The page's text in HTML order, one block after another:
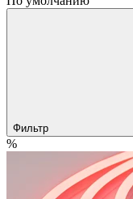
Фильтр
%